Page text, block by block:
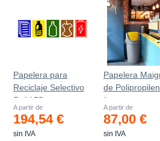
Papelera para
Reciclaje Selectivo
Ref.175
A partir de
194,54 €
sin IVA
Papelera
de
litros
A partir de
87,00 €
sin IVA